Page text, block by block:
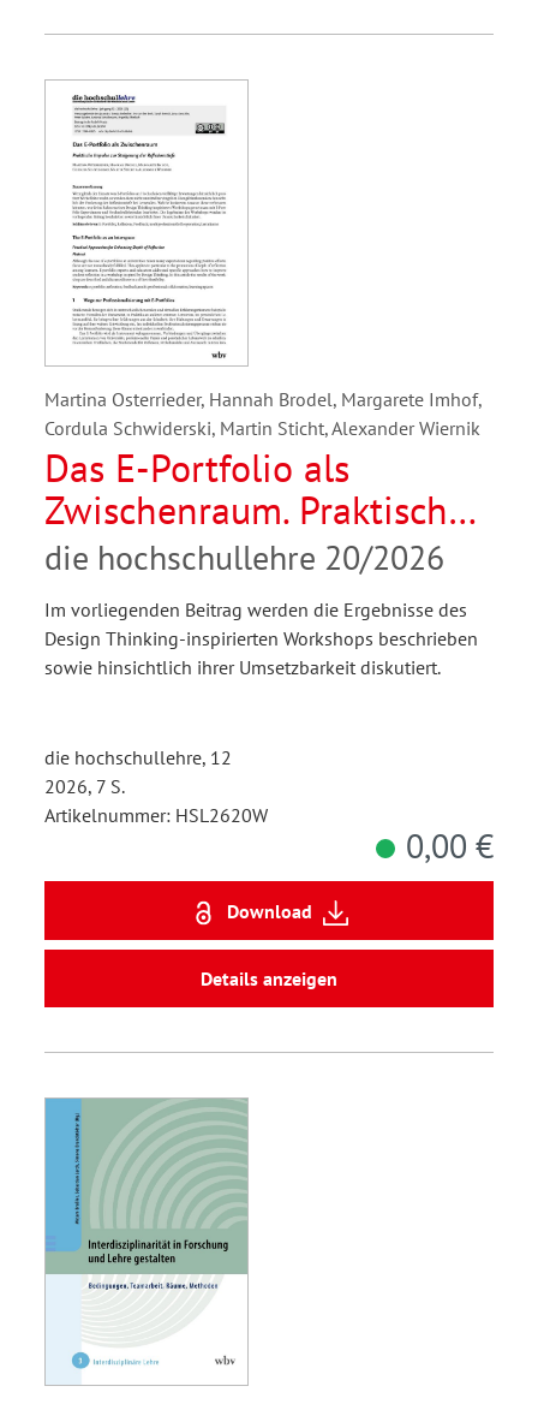
Martina Osterrieder, Hannah Brodel, Margarete Imhof,
Cordula Schwiderski, Martin Sticht, Alexander Wiernik
Das E-Portfolio als
Zwischenraum. Praktische
Impulse zur Steigerung der
Reflexionstiefe
die hochschullehre 20/2026
Im vorliegenden Beitrag werden die Ergebnisse des
Design Thinking-inspirierten Workshops beschrieben
sowie hinsichtlich ihrer Umsetzbarkeit diskutiert.
die hochschullehre, 12
2026, 7 S.
Artikelnummer: HSL2620W
0,00 €
Download
Details anzeigen